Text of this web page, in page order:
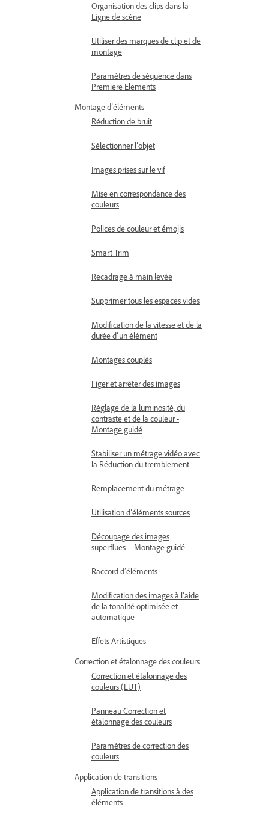
Organisation des clips dans la
Ligne de scène
Utiliser des marques de clip et de
montage
Paramètres de séquence dans
Premiere Elements
Montage d’éléments
Réduction de bruit
Sélectionner l’objet
Images prises sur le vif
Mise en correspondance des
couleurs
Polices de couleur et émojis
Smart Trim
Recadrage à main levée
Supprimer tous les espaces vides
Modification de la vitesse et de la
durée d’un élément
Montages couplés
Figer et arrêter des images
Réglage de la luminosité, du
contraste et de la couleur -
Montage guidé
Stabiliser un métrage vidéo avec
la Réduction du tremblement
Remplacement du métrage
Utilisation d’éléments sources
Découpage des images
superflues – Montage guidé
Raccord d’éléments
Modification des images à l’aide
de la tonalité optimisée et
automatique
Effets Artistiques
Correction et étalonnage des couleurs
Correction et étalonnage des
couleurs (LUT)
Panneau Correction et
étalonnage des couleurs
Paramètres de correction des
couleurs
Application de transitions
Application de transitions à des
éléments